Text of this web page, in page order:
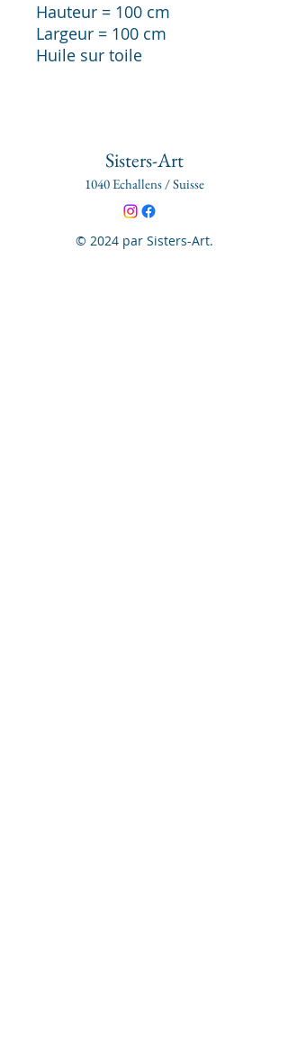
Hauteur = 100 cm
Largeur = 100 cm
Huile sur toile
Sisters-Art
1040 Echallens / Suisse
© 2024 par Sisters-Art.